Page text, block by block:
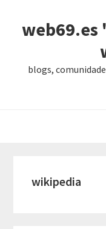
web69.es
blogs,
wikipedia